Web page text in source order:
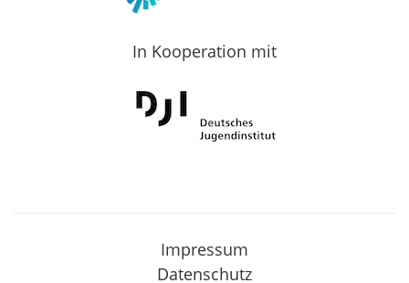
In Kooperation mit
Impressum
Datenschutz